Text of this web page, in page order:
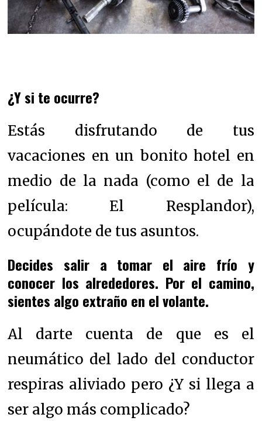
¿Y si te ocurre?
Estás disfrutando de tus
vacaciones en un bonito hotel en
medio de la nada (como el de la
película: El Resplandor),
ocupándote de tus asuntos.
Decides salir a tomar el aire frío y
conocer los alrededores. Por el camino,
sientes algo extraño en el volante.
Al darte cuenta de que es el
neumático del lado del conductor
respiras aliviado pero ¿Y si llega a
ser algo más complicado?